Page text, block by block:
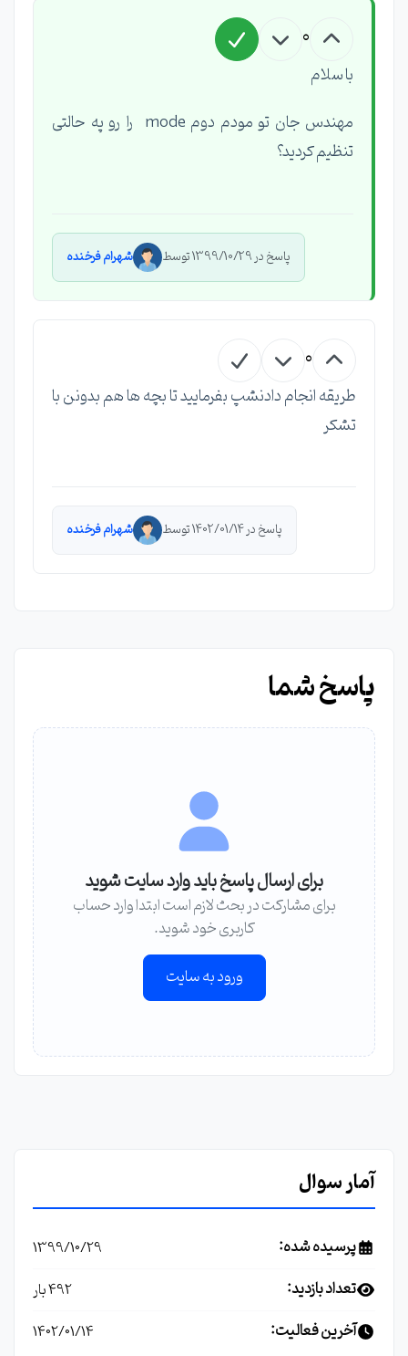
0
با سلام
مهندس جان تو مودم دوم mode را رو په حالتی
تنظیم کردید؟
پاسخ در 1399/10/29 توسط شهرام فرخنده
0
طریقه انجام دادنشپ بفرمایید تا بچه ها هم بدونن با
تشکر
پاسخ در 1402/01/14 توسط شهرام فرخنده
پاسخ شما
برای ارسال پاسخ باید وارد سایت شوید
برای مشارکت در بحث لازم است ابتدا وارد حساب
کاربری خود شوید.
ورود به سایت
آمار سوال
پرسیده شده: 1399/10/29
تعداد بازدید: 492 بار
آخرین فعالیت: 1402/01/14